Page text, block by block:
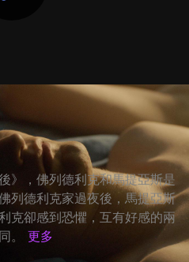
》，佛列德利克和馬提亞斯是
列德利克家過夜後，馬提亞斯
克卻感到恐懼，互有好感的兩
。
更多